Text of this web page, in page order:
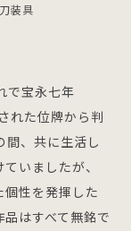
装具
で宝永七年
れた位牌から判
間、共に生活し
いましたが、
性を発揮した
はすべて無銘で